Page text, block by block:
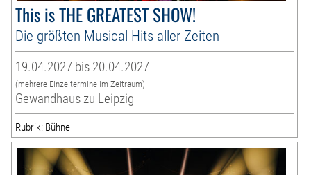
This is THE GREATEST SHOW!
Die größten Musical Hits aller Zeiten
19.04.2027 bis 20.04.2027
(mehrere Einzeltermine im Zeitraum)
Gewandhaus zu Leipzig
Rubrik: Bühne